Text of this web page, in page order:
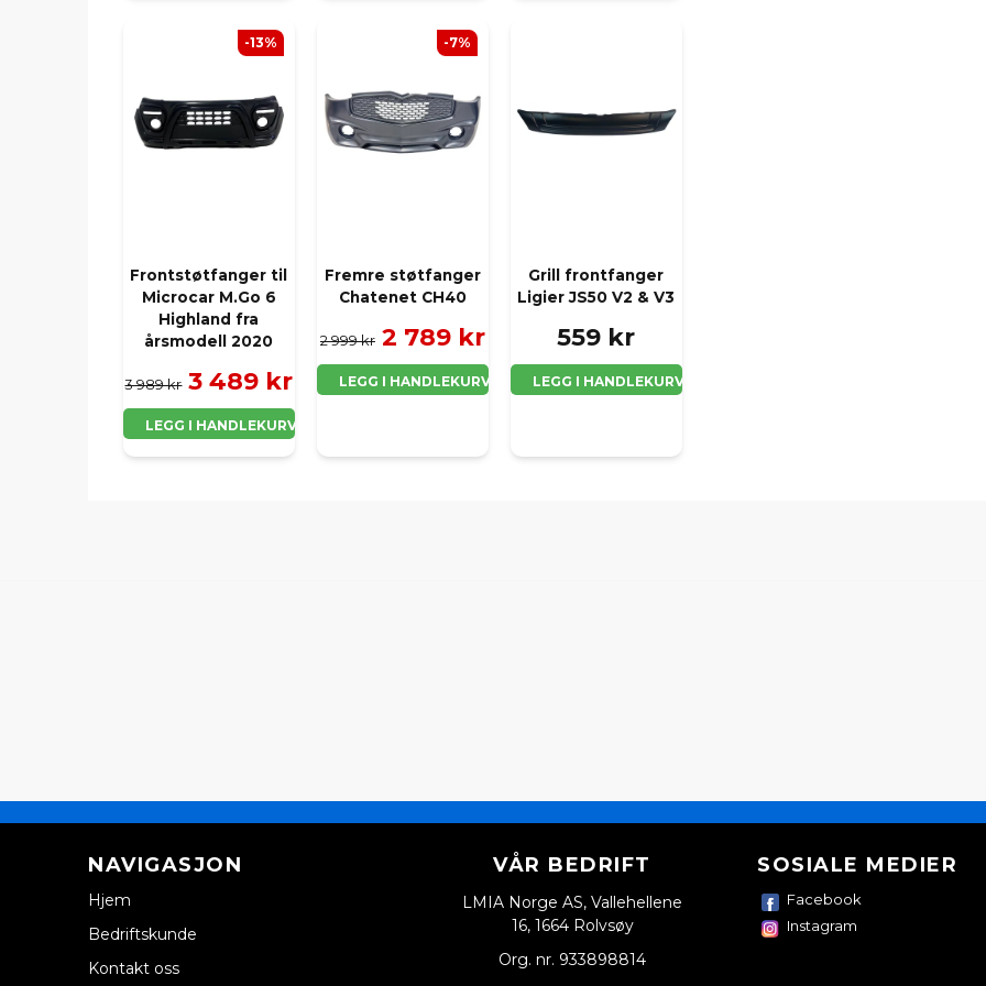
Frontstøtfanger til
Microcar M.Go 6
Highland fra
årsmodell 2020
3 989 kr 3 489 kr
LEGG I HANDLEKURV
-13%
Fremre støtfanger
Chatenet CH40
2 999 kr 2 789 kr
LEGG I HANDLEKURV
-7%
Grill frontfanger
Ligier JS50 V2 & V3
559 kr
LEGG I HANDLEKURV
NAVIGASJON
Hjem
Bedriftskunde
Kontakt oss
VÅR BEDRIFT
LMIA Norge AS, Vallehellene
16, 1664 Rolvsøy
Org. nr. 933898814
SOSIALE MEDIER
Facebook
Instagram